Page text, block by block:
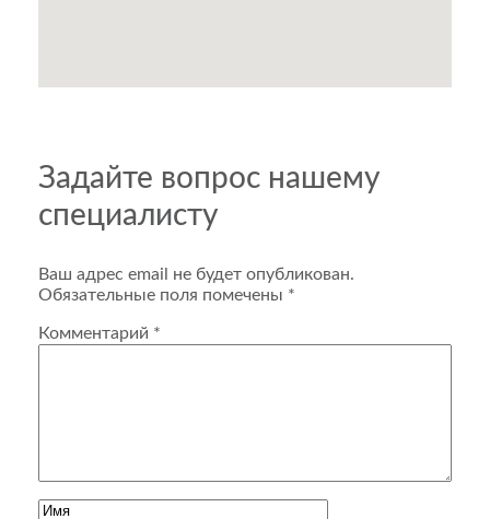
Задайте вопрос нашему
специалисту
Ваш адрес email не будет опубликован.
Обязательные поля помечены *
Комментарий *